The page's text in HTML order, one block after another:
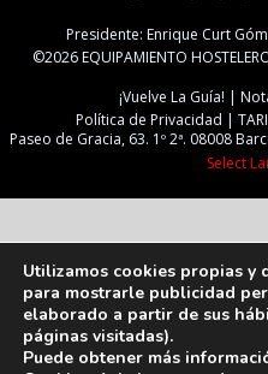
Presidente: Enrique Curt
©2026 EQUIPAMIENTO
¡Vuelve La Guía!
Política de Privacidad
Paseo de Gracia, 63. 1º 2ª. 08008
Select
Utilizamos cookies propias y
para mostrarle publicidad
elaborado a partir de sus
páginas visitadas).
Puede obtener más